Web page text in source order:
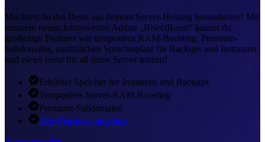
Möchtest du das Beste aus deinem Server-Hosting herausholen? Mit
unserem neuen kontoweiten Addon „BisectBoost“ kannst du
großartige Features wie temporäres RAM-Boosting, Premium-
Subdomains, zusätzlichen Speicherplatz für Backups und Instanzen
und vieles mehr für all deine Server nutzen!
Erhöhter Speicher für Instanzen und Backups
Temporäres Server-RAM-Boosting
Premium-Subdomains
Alle Features ansehen